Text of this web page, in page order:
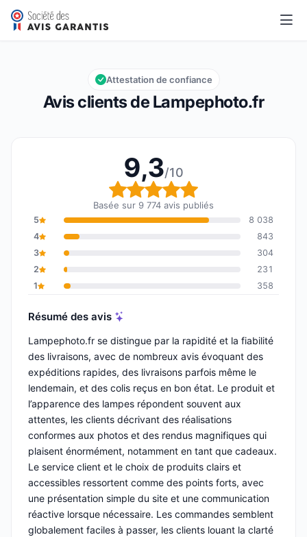
Lampephoto.fr
Note globale : 9,3 sur 10
9,3/10
Avis clients de Lampephoto.fr
Attestation de confiance
9,3/10
Note globale : 9,3 sur
Basée sur 9 774 avis publiés
5
8 038
4
843
3
304
2
231
1
358
Résumé des avis
Lampephoto.fr se distingue par la rapidité et la fiabilité
des livraisons, avec de nombreux avis évoquant des
expéditions rapides, des livraisons parfois même le
lendemain, et des colis reçus en bon état. Le produit et
l’apparence des lampes répondent souvent aux
attentes, les clients décrivant des réalisations
conformes aux photos et des rendus magnifiques qui
plaisent énormément, notamment en tant que cadeaux.
Le service client et le choix de produits clairs et
accessibles ressortent comme des points forts, avec
une présentation simple du site et une communication
réactive lorsque nécessaire. Les commandes semblent
globalement faciles à passer, les clients louant la clarté